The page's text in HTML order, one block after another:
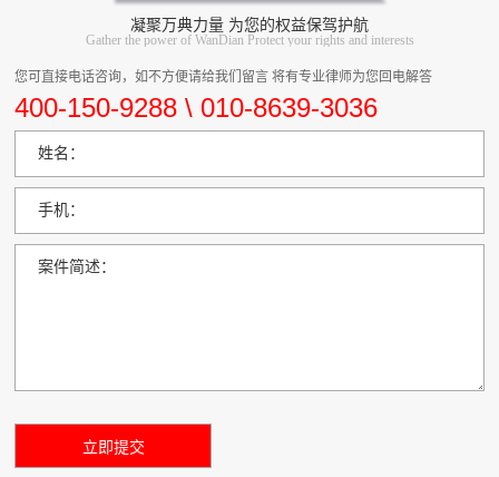
凝聚万典力量 为您的权益保驾护航
Gather the power of WanDian Protect your rights and interests
您可直接电话咨询，如不方便请给我们留言 将有专业律师为您回电解答
400-150-9288 \ 010-8639-3036
姓名：
手机：
案件简述：